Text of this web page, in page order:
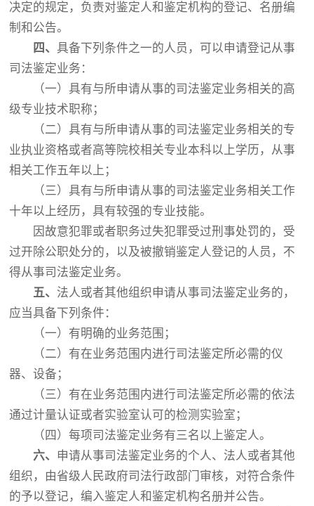
决定的规定，负责对鉴定人和鉴定机构的登记、名册编
制和公告。
四、 具备下列条件之一的人员，可以申请登记从事
司法鉴定业务：
（一）具有与所申请从事的司法鉴定业务相关的高
级专业技术职称；
（二）具有与所申请从事的司法鉴定业务相关的专
业执业资格或者高等院校相关专业本科以上学历，从事
相关工作五年以上；
（三）具有与所申请从事的司法鉴定业务相关工作
十年以上经历，具有较强的专业技能。
因故意犯罪或者职务过失犯罪受过刑事处罚的，受
过开除公职处分的，以及被撤销鉴定人登记的人员，不
得从事司法鉴定业务。
五、 法人或者其他组织申请从事司法鉴定业务的，
应当具备下列条件：
（一）有明确的业务范围；
（二）有在业务范围内进行司法鉴定所必需的仪
器、设备；
（三）有在业务范围内进行司法鉴定所必需的依法
通过计量认证或者实验室认可的检测实验室；
（四）每项司法鉴定业务有三名以上鉴定人。
六、
申请从事司法鉴定业务的个人、法人或者其他
组织，由省级人民政府司法行政部门审核，对符合条件
的予以登记，编入鉴定人和鉴定机构名册并公告。